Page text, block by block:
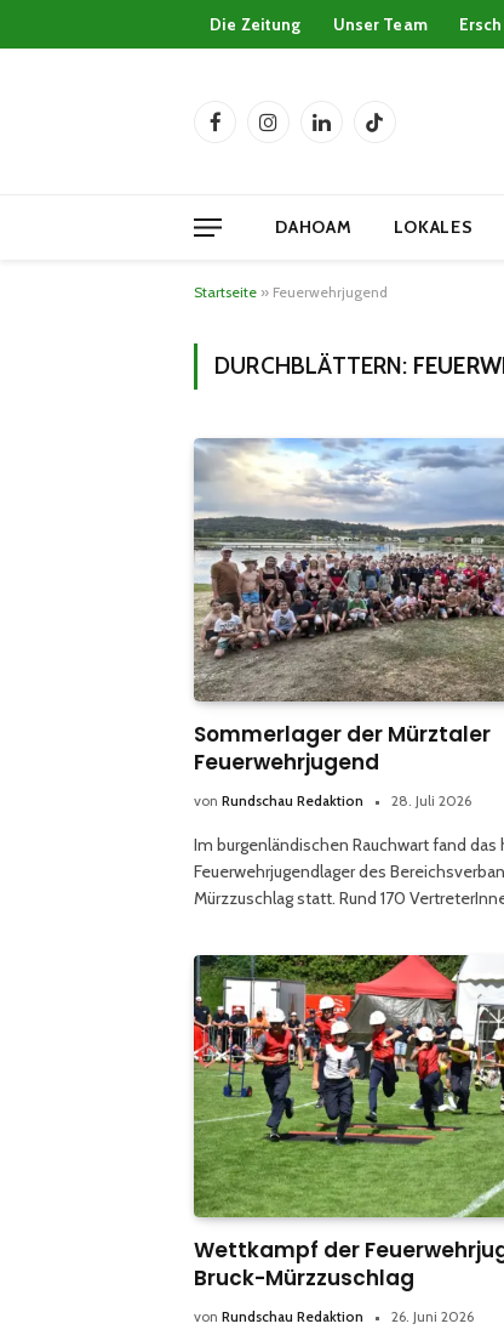
Die Zeitung Unser Team
FacebookInstagramLinkedInTikTok
DAHOAM LOKALES
Startseite » Feuerwehrjugend
DURCHBLÄTTERN:
Sommerlager der Mürztaler
Feuerwehrjugend
von Rundschau Redaktion 28. Juli 2026
Im burgenländischen Rauchwart fand das
Feuerwehrjugendlager des
Mürzzuschlag statt. Rund 170
Wettkampf der
Bruck-Mürzzuschlag
von Rundschau Redaktion 26. Juni 2026